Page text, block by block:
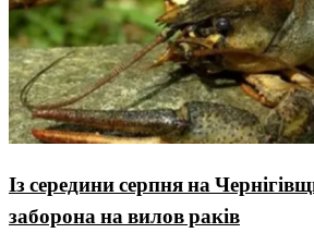
Із середини серпня на
заборона на вилов раків